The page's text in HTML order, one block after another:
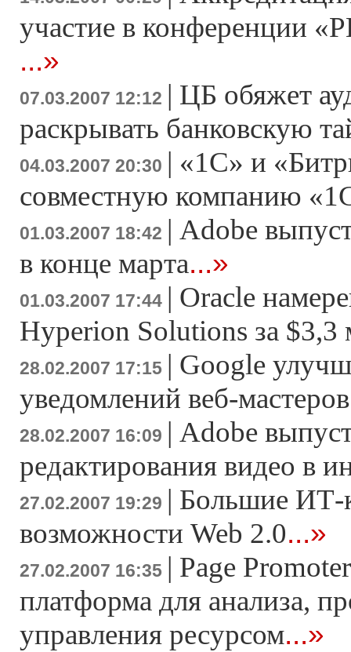
участие в конференции
...»
07.03.2007 12:12 | ЦБ обяжет
раскрывать банковскую
04.03.2007 20:30 | «1С» и
совместную компанию
01.03.2007 18:42 | Adobe
в конце марта...»
01.03.2007 17:44 | Oracle
Hyperion Solutions за
28.02.2007 17:15 | Google
уведомлений веб-мастеров
28.02.2007 16:09 | Adobe
редактирования видео в
27.02.2007 19:29 | Большие ИТ-
возможности Web 2.0...»
27.02.2007 16:35 | Page
платформа для анализа,
управления ресурсом...»